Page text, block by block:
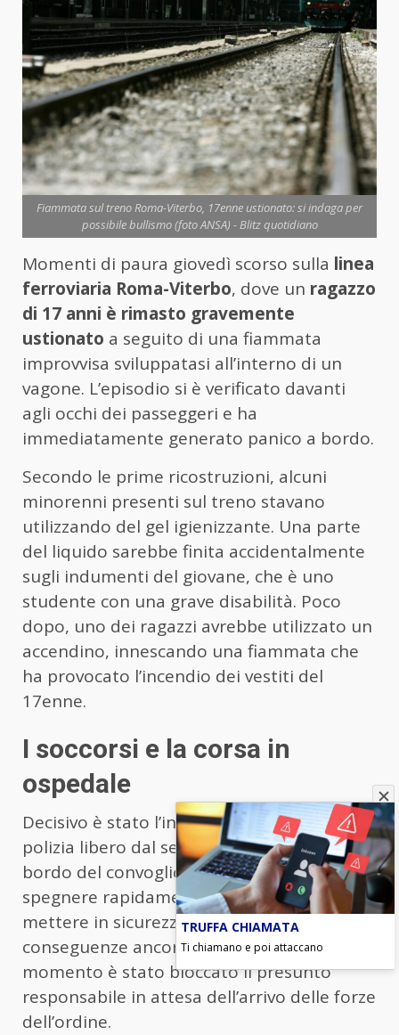
Fiammata sul treno Roma-Viterbo, 17enne ustionato: si indaga per
possibile bullismo (foto ANSA) - Blitz quotidiano
Momenti di paura giovedì scorso sulla linea
ferroviaria Roma-Viterbo, dove un ragazzo
di 17 anni è rimasto gravemente
ustionato a seguito di una fiammata
improvvisa sviluppatasi all’interno di un
vagone. L’episodio si è verificato davanti
agli occhi dei passeggeri e ha
immediatamente generato panico a bordo.
Secondo le prime ricostruzioni, alcuni
minorenni presenti sul treno stavano
utilizzando del gel igienizzante. Una parte
del liquido sarebbe finita accidentalmente
sugli indumenti del giovane, che è uno
studente con una grave disabilità. Poco
dopo, uno dei ragazzi avrebbe utilizzato un
accendino, innescando una fiammata che
ha provocato l’incendio dei vestiti del
17enne.
I soccorsi e la corsa in
ospedale
Decisivo è stato l’intervento di un agente di
polizia libero dal servizio che si trovava a
bordo del convoglio. L’uomo è riuscito a
spegnere rapidamente le fiamme e a
mettere in sicurezza il ragazzo, evitando
conseguenze ancora più gravi. Nello stesso
momento è stato bloccato il presunto
responsabile in attesa dell’arrivo delle forze
dell’ordine.
TRUFFA CHIAMATA
Ti chiamano e poi attaccano